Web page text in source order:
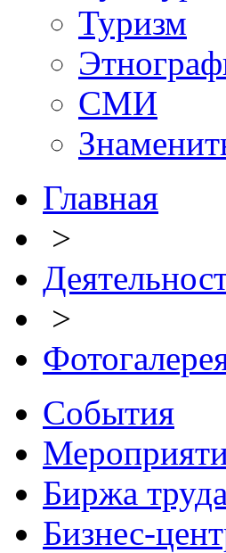
Туризм
СМИ
Главная
>
>
События
Биржа труда
Бизнес-